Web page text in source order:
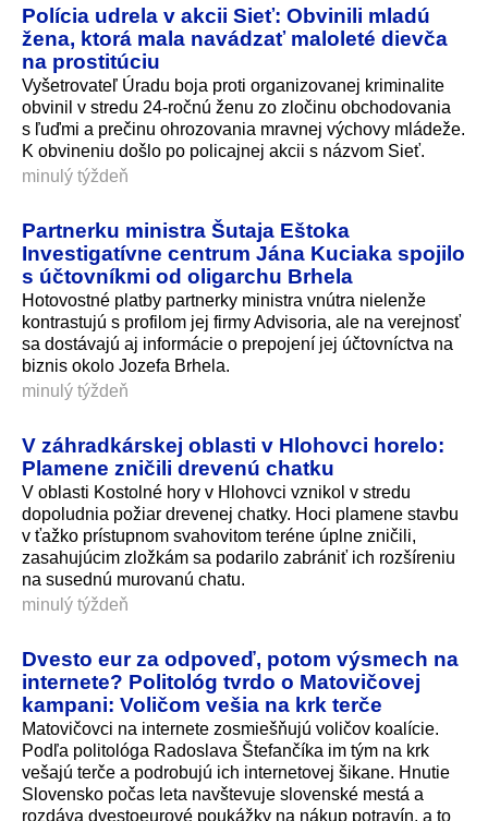
Polícia udrela v akcii Sieť: Obvinili mladú
žena, ktorá mala navádzať maloleté dievča
na prostitúciu
Vyšetrovateľ Úradu boja proti organizovanej kriminalite
obvinil v stredu 24-ročnú ženu zo zločinu obchodovania
s ľuďmi a prečinu ohrozovania mravnej výchovy mládeže.
K obvineniu došlo po policajnej akcii s názvom Sieť.
minulý týždeň
Partnerku ministra Šutaja Eštoka
Investigatívne centrum Jána Kuciaka spojilo
s účtovníkmi od oligarchu Brhela
Hotovostné platby partnerky ministra vnútra nielenže
kontrastujú s profilom jej firmy Advisoria, ale na verejnosť
sa dostávajú aj informácie o prepojení jej účtovníctva na
biznis okolo Jozefa Brhela.
minulý týždeň
V záhradkárskej oblasti v Hlohovci horelo:
Plamene zničili drevenú chatku
V oblasti Kostolné hory v Hlohovci vznikol v stredu
dopoludnia požiar drevenej chatky. Hoci plamene stavbu
v ťažko prístupnom svahovitom teréne úplne zničili,
zasahujúcim zložkám sa podarilo zabrániť ich rozšíreniu
na susednú murovanú chatu.
minulý týždeň
Dvesto eur za odpoveď, potom výsmech na
internete? Politológ tvrdo o Matovičovej
kampani: Voličom vešia na krk terče
Matovičovci na internete zosmiešňujú voličov koalície.
Podľa politológa Radoslava Štefančíka im tým na krk
vešajú terče a podrobujú ich internetovej šikane. Hnutie
Slovensko počas leta navštevuje slovenské mestá a
rozdáva dvestoeurové poukážky na nákup potravín, a to